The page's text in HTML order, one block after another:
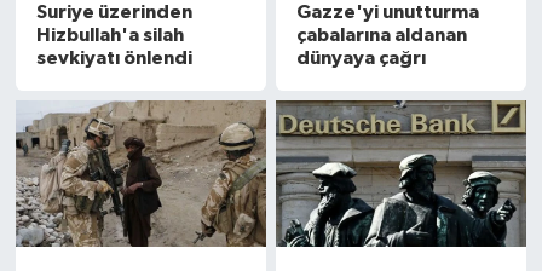
Suriye üzerinden
Hizbullah'a silah
sevkiyatı önlendi
Gazze'yi unutturma
çabalarına aldanan
dünyaya çağrı